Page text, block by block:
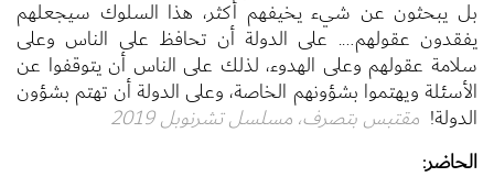
بل يبحثون عن شيء يخيفهم أكثر، هذا السلوك سيجعلهم
يفقدون عقولهم…. على الدولة أن تحافظ على الناس وعلى
سلامة عقولهم وعلى الهدوء، لذلك على الناس أن يتوقفوا عن
الأسئلة ويهتموا بشؤونهم الخاصة، وعلى الدولة أن تهتم بشؤون
الدولة! مقتبس بتصرف، مسلسل تشرنوبل 2019
الحاضر: